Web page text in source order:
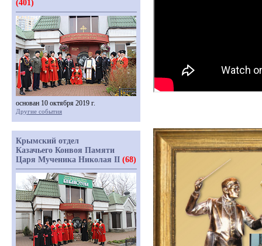
(401)
основан 10 октября 2019 г.
Другие события
Крымский отдел
Казачьего Конвоя Памяти
Царя Мученика Николая II (68)